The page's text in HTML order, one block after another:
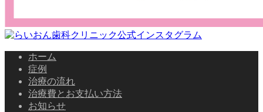
ホーム
症例
治療の流れ
治療費とお支払い方法
お知らせ